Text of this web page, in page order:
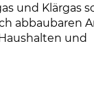
und Klärgas
abbaubaren
und